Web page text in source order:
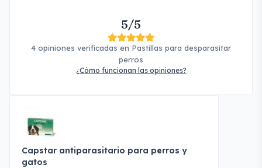
5/5
4 opiniones verificadas en Pastillas para desparasitar
perros
¿Cómo funcionan las opiniones?
Capstar antiparasitario para perros y
gatos